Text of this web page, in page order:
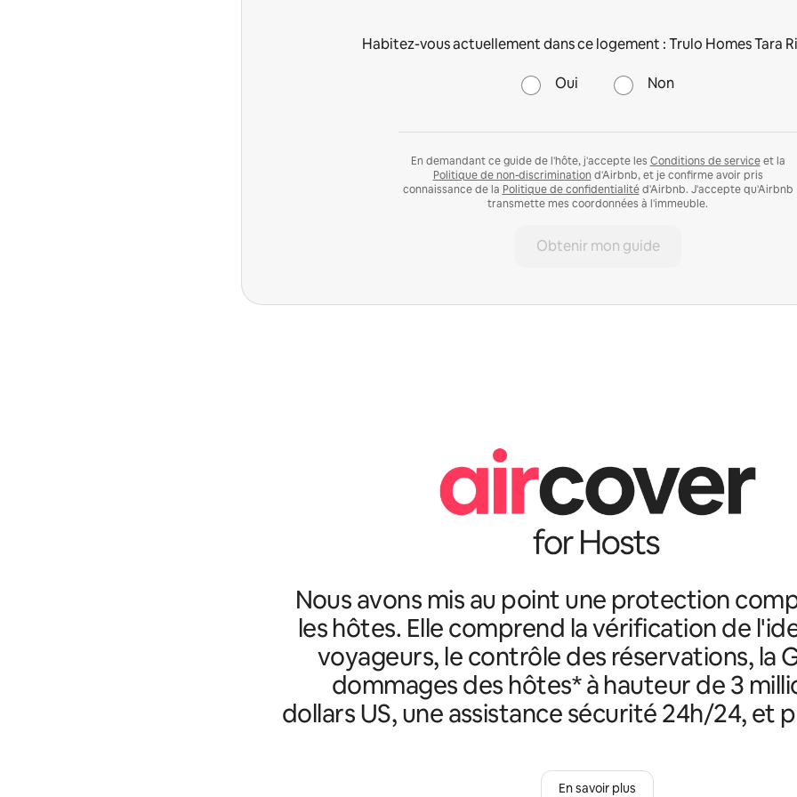
Habitez-vous actuellement dans ce logement : Trulo Homes Tara
Oui Non
En demandant ce guide de l'hôte, j'accepte les Conditions de serviceet la
Politique de non-discrimination d'Airbnb, et je confirme avoir pris
connaissance de la Politique de confidentialitéd'Airbnb. J'accepte qu'Airbnb
transmette mes coordonnées à l'immeuble.
Obtenir mon guide
Nous avons mis au point une protection
les hôtes. Elle comprend la vérification de
voyageurs, le contrôle des réservations, la
dommages des hôtes* à hauteur de 3
dollars US, une assistance sécurité 24h/24, et
En savoir plus